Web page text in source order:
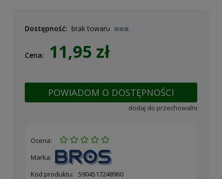
Dostępność: brak towaru
Cena: 11,95 zł
POWIADOM O DOSTĘPNOŚCI
dodaj do przechowalni
Ocena:
Marka:
Kod produktu:
5904517248960